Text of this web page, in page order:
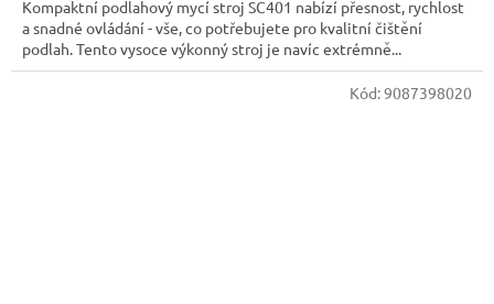
Kompaktní podlahový mycí stroj SC401 nabízí přesnost, rychlost
a snadné ovládání - vše, co potřebujete pro kvalitní čištění
podlah. Tento vysoce výkonný stroj je navíc extrémně...
Kód:9087398020